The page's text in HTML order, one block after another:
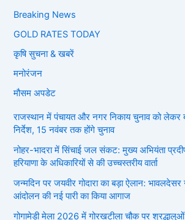
Breaking News
GOLD RATES TODAY
कृषि सुचना & खबरें
मनोरंजन
मौसम अपडेट
राजस्थान में पंचायत और नगर निकाय चुनाव को लेकर
निर्देश, 15 नवंबर तक होंगे चुनाव
नोहर-भादरा में सिंचाई जल संकट: मुख्य अभियंता
हरियाणा के अधिकारियों से की उच्चस्तरीय वार्ता
जन्मदिन पर जयवीर गोदारा का बड़ा ऐलान:
आंदोलन की नई पारी का किया आगाज
गोगामेड़ी मेला 2026 में गोरखटीला चौक पर श्रद्धालुओं